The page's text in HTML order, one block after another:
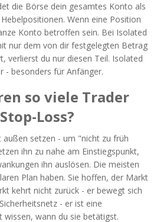
die Börse dein gesamtes Konto als
Wenn eine Position
Konto betroffen sein. Bei Isolated
nur dem von dir festgelegten Betrag
verlierst du nur diesen Teil. Isolated
- besonders für Anfänger.
so viele Trader
Loss?
außen setzen - um "nicht zu früh
ihn zu nahe am Einstiegspunkt,
ihn auslösen. Die meisten
Plan haben. Sie hoffen, der Markt
kehrt nicht zurück - er bewegt sich
- er ist eine
wann du sie betätigst.